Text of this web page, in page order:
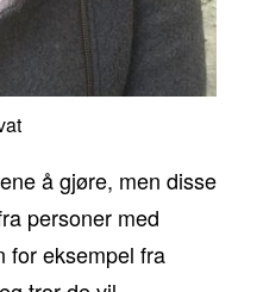
å gjøre, men disse
personer med
for eksempel fra